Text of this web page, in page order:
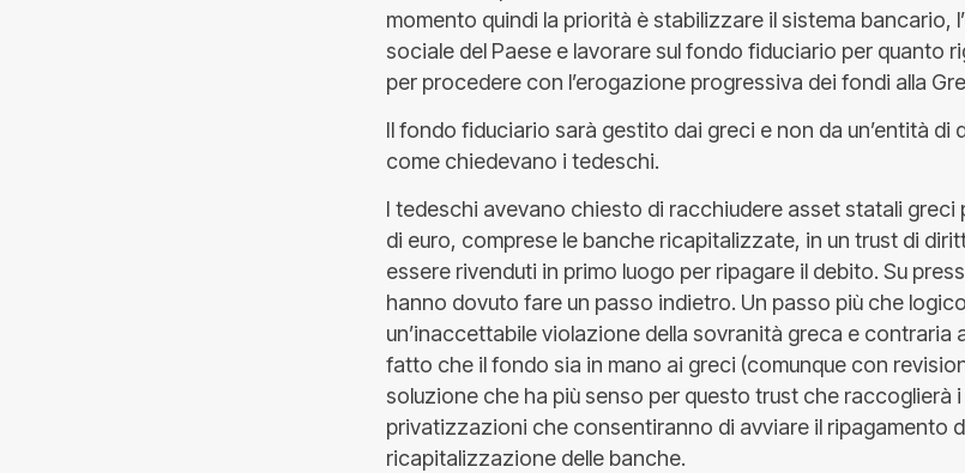
momento quindi la priorità è stabilizzare il sistema bancario,
sociale del Paese e lavorare sul fondo fiduciario per quanto
per procedere con l’erogazione progressiva dei fondi alla
Il fondo fiduciario sarà gestito dai greci e non da un’entità di
come chiedevano i tedeschi.
I tedeschi avevano chiesto di racchiudere asset statali greci
di euro, comprese le banche ricapitalizzate, in un trust di
essere rivenduti in primo luogo per ripagare il debito. Su
hanno dovuto fare un passo indietro. Un passo più che
un’inaccettabile violazione della sovranità greca e contraria
fatto che il fondo sia in mano ai greci (comunque con
soluzione che ha più senso per questo trust che raccoglierà
privatizzazioni che consentiranno di avviare il ripagamento
ricapitalizzazione delle banche.